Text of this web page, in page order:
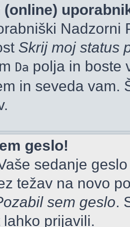
Nadzorni
Skrij moj status
Da polja in boste
in seveda vam.
geslo!
sedanje
težav na novo
sem geslo.
prijavili.